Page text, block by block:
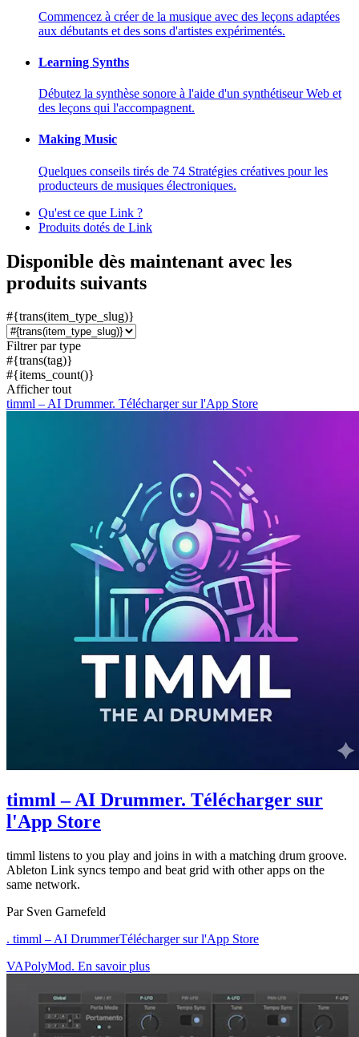
Commencez à créer de la musique avec des leçons adaptées
aux débutants et des sons d'artistes expérimentés.
Learning Synths
Débutez la synthèse sonore à l'aide d'un synthétiseur Web et
des leçons qui l'accompagnent.
Making Music
Quelques conseils tirés de 74 Stratégies créatives pour les
producteurs de musiques électroniques.
Qu'est ce que Link ?
Produits dotés de Link
Disponible dès maintenant avec les
produits suivants
#{trans(item_type_slug)}
Filtrer par type
#{trans(tag)}
#{items_count()}
Afficher tout
timml – AI Drummer. Télécharger sur l'App Store
timml – AI Drummer. Télécharger sur
l'App Store
timml listens to you play and joins in with a matching drum groove.
Ableton Link syncs tempo and beat grid with other apps on the
same network.
Par Sven Garnefeld
. timml – AI DrummerTélécharger sur l'App Store
VAPolyMod. En savoir plus